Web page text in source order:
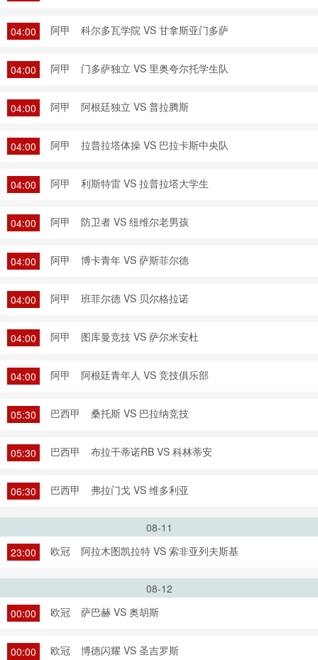
04:00 阿甲 科尔多瓦学院 VS 甘拿斯亚门多萨
04:00 阿甲 门多萨独立 VS 里奥夸尔托学生队
04:00 阿甲 阿根廷独立 VS 普拉腾斯
04:00 阿甲 拉普拉塔体操 VS 巴拉卡斯中央队
04:00 阿甲 利斯特雷 VS 拉普拉塔大学生
04:00 阿甲 防卫者 VS 纽维尔老男孩
04:00 阿甲 博卡青年 VS 萨斯菲尔德
04:00 阿甲 班菲尔德 VS 贝尔格拉诺
04:00 阿甲 图库曼竞技 VS 萨尔米安杜
04:00 阿甲 阿根廷青年人 VS 竞技俱乐部
05:30 巴西甲 桑托斯 VS 巴拉纳竞技
05:30 巴西甲 布拉干蒂诺RB VS 科林蒂安
06:30 巴西甲 弗拉门戈 VS 维多利亚
08-11
23:00
欧冠 阿拉木图凯拉特 VS 索非亚列夫斯基
08-12
00:00
欧冠 萨巴赫 VS 奥胡斯
00:00 欧冠 博德闪耀 VS 圣吉罗斯